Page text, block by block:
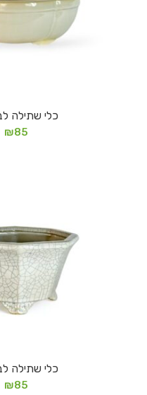
הוספה
כלי שתילה
₪85
הוספה
כלי שתילה
₪85